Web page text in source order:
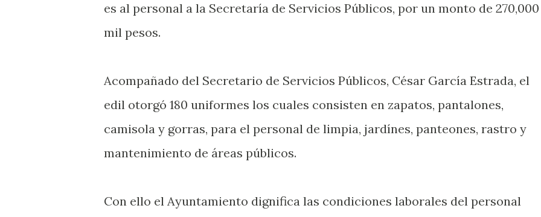
es al personal a la Secretaría de Servicios Públicos, por un monto de 270,000
mil pesos.
Acompañado del Secretario de Servicios Públicos, César García Estrada, el
edil otorgó 180 uniformes los cuales consisten en zapatos, pantalones,
camisola y gorras, para el personal de limpia, jardínes, panteones, rastro y
mantenimiento de áreas públicos.
Con ello el Ayuntamiento dignifica las condiciones laborales del personal